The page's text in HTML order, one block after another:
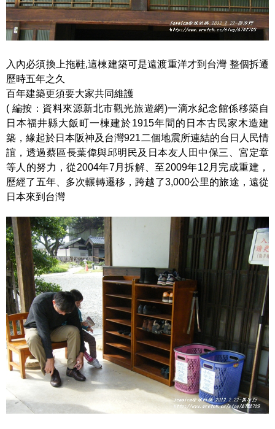
入內必須換上拖鞋,這棟建築可是遠渡重洋才到台灣 整個拆遷
歷時五年之久
百年建築更須要大家共同維護
( 編按：資料來源新北市觀光旅遊網)一滴水紀念館係移築自
日本福井縣大飯町一棟建於1915年間的日本古民家木造建
築，緣起於日本阪神及台灣921二個地震所連結的台日人民情
誼，透過蔡區長葉偉與邱明民及日本友人田中保三、宮定章
等人的努力，從2004年7月拆解、至2009年12月完成重建，
歷經了五年、多次輾轉遷移，跨越了3,000公里的旅途，遠從
日本來到台灣